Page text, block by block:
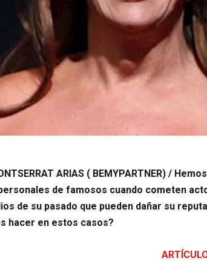
ARIAS ( BEMYPARTNER) /
de famosos cuando cometen
de su pasado que pueden dañar su
hacer en estos casos?